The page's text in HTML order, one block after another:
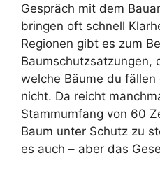
Gespräch mit dem
bringen oft schnell
Regionen gibt es zum
Baumschutzsatzungen,
welche Bäume du
nicht. Da reicht
Stammumfang von 60
Baum unter Schutz zu
es auch – aber das